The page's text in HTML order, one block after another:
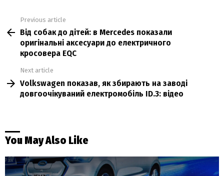
more
Previous article
Від собак до дітей: в Mercedes показали
оригінальні аксесуари до електричного
кросовера EQC
Next article
Volkswagen показав, як збирають на заводі
довгоочікуваний електромобіль ID.3: відео
You May Also Like